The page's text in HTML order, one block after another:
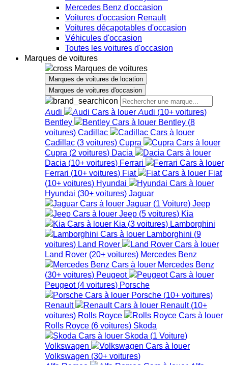
Mercedes Benz d'occasion
Voitures d'occasion Renault
Voitures décapotables d'occasion
Véhicules d'occasion
Toutes les voitures d'occasion
Marques de voitures
Marques de voitures
Marques de voitures de location
Marques de voitures d'occasion
Audi Audi (10+ voitures)
Bentley
Bentley (8
voitures) Cadillac
Cadillac (3 voitures) Cupra
Cupra (2 voitures) Dacia
Dacia (10+ voitures) Ferrari
Ferrari (10+ voitures) Fiat
Fiat
(10+ voitures) Hyundai
Hyundai (30+ voitures) Jaguar
Jaguar (1 Voiture) Jeep
Jeep (5 voitures) Kia
Kia (3 voitures) Lamborghini
Lamborghini (9
voitures) Land Rover
Land Rover (20+ voitures) Mercedes Benz
Mercedes Benz
(30+ voitures) Peugeot
Peugeot (4 voitures) Porsche
Porsche (10+ voitures)
Renault
Renault (10+
voitures) Rolls Royce
Rolls Royce (6 voitures) Skoda
Skoda (1 Voiture)
Volkswagen
Volkswagen (30+ voitures)